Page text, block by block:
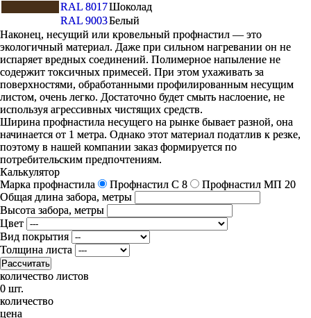
RAL 8017Шоколад
RAL 9003Белый
Наконец, несущий или кровельный профнастил — это
экологичный материал. Даже при сильном нагревании он не
испаряет вредных соединений. Полимерное напыление не
содержит токсичных примесей. При этом ухаживать за
поверхностями, обработанными профилированным несущим
листом, очень легко. Достаточно будет смыть наслоение, не
используя агрессивных чистящих средств.
Ширина профнастила несущего на рынке бывает разной, она
начинается от 1 метра. Однако этот материал податлив к резке,
поэтому в нашей компании заказ формируется по
потребительским предпочтениям.
Калькулятор
Марка профнастила
Профнастил C 8
Профнастил МП 20
Общая длина забора, метры
Высота забора, метры
Цвет
Вид покрытия
Толщина листа
Рассчитать
количество листов
0 шт.
количество
цена